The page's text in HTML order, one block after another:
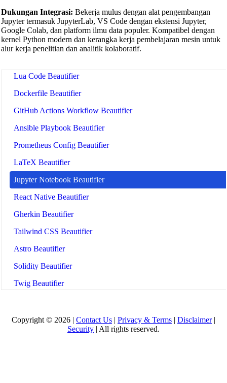
Elixir Code Beautifier
R Code Beautifier
Julia Code Beautifier
Lua Code Beautifier
Dockerfile Beautifier
GitHub Actions Workflow Beautifier
Ansible Playbook Beautifier
Prometheus Config Beautifier
LaTeX Beautifier
Jupyter Notebook Beautifier
React Native Beautifier
Gherkin Beautifier
Tailwind CSS Beautifier
Astro Beautifier
Solidity Beautifier
Twig Beautifier
All Tools
Alat & Panduan AI
Dukungan Integrasi: Bekerja mulus dengan alat pengembangan
Jupyter termasuk JupyterLab, VS Code dengan ekstensi Jupyter,
Google Colab, dan platform ilmu data populer. Kompatibel dengan
kernel Python modern dan kerangka kerja pembelajaran mesin untuk
alur kerja penelitian dan analitik kolaboratif.
Copyright © 2026 | Contact Us | Privacy & Terms | Disclaimer|
Security | All rights reserved.